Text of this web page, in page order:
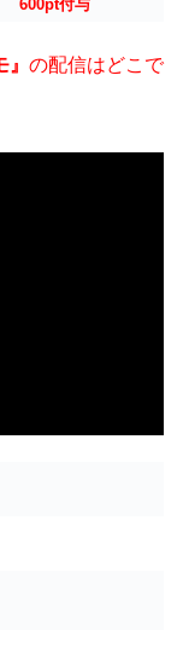
600pt付与
の配信はどこで